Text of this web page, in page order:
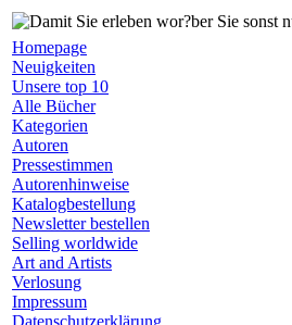
Homepage
Neuigkeiten
Unsere top 10
Alle Bücher
Kategorien
Autoren
Pressestimmen
Autorenhinweise
Katalogbestellung
Newsletter bestellen
Selling worldwide
Art and Artists
Verlosung
Impressum
Datenschutzerklärung